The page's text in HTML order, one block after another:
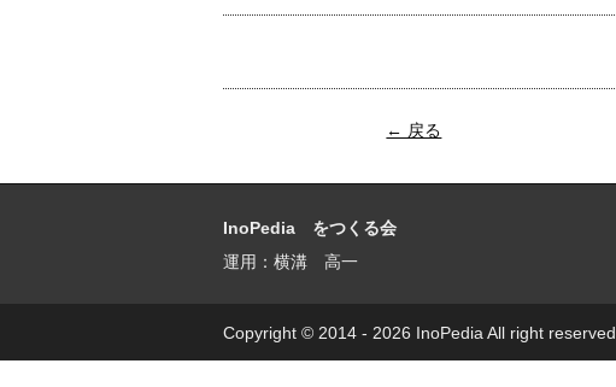
← 戻る
InoPedia をつくる会
運用：横溝 高一
Copyright © 2014 - 2026 InoPedia All right reserved.